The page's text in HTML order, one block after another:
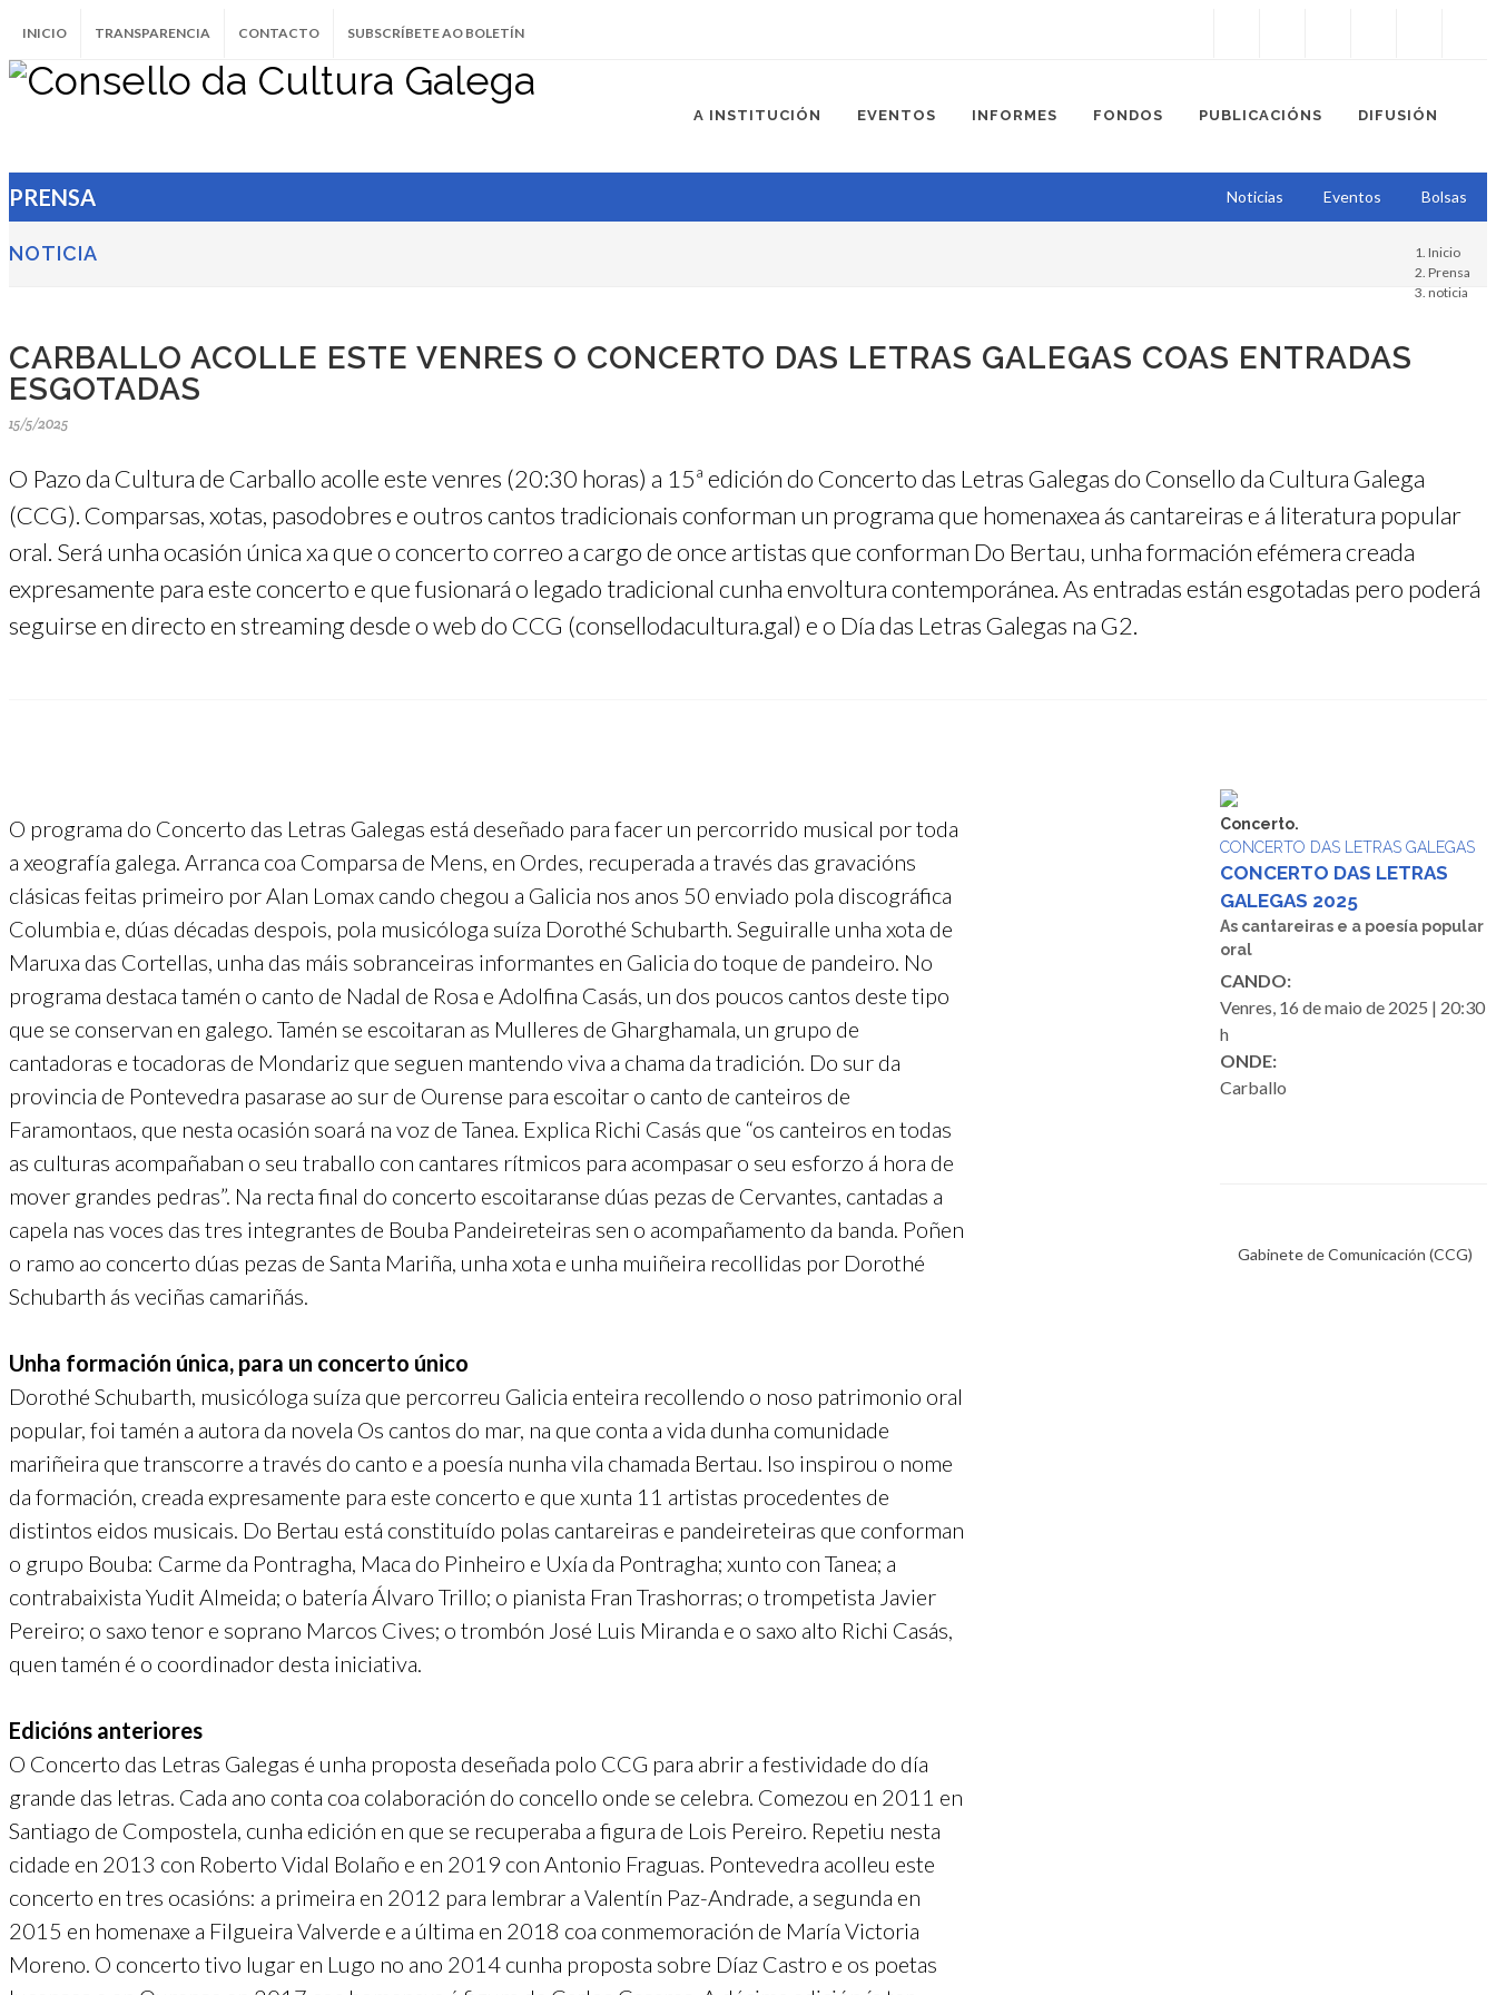
INICIO TRANSPARENCIA CONTACTO SUBSCRÍBETE AO BOLETÍN
A INSTITUCIÓN EVENTOS INFORMES FONDOS PUBLICACIÓNS DIFUSIÓN
PRENSA Noticias Eventos Bolsas
NOTICIA
Inicio
Prensa
noticia
CARBALLO ACOLLE ESTE VENRES O CONCERTO DAS LETRAS GALEGAS COAS ENTRADAS
ESGOTADAS
15/5/2025
O Pazo da Cultura de Carballo acolle este venres (20:30 horas) a 15ª edición do Concerto das Letras Galegas do Consello da Cultura Galega
(CCG). Comparsas, xotas, pasodobres e outros cantos tradicionais conforman un programa que homenaxea ás cantareiras e á literatura popular
oral. Será unha ocasión única xa que o concerto correo a cargo de once artistas que conforman Do Bertau, unha formación efémera creada
expresamente para este concerto e que fusionará o legado tradicional cunha envoltura contemporánea. As entradas están esgotadas pero poderá
seguirse en directo en streaming desde o web do CCG (consellodacultura.gal) e o Día das Letras Galegas na G2.
O programa do Concerto das Letras Galegas está deseñado para facer un percorrido musical por toda
a xeografía galega. Arranca coa Comparsa de Mens, en Ordes, recuperada a través das gravacións
clásicas feitas primeiro por Alan Lomax cando chegou a Galicia nos anos 50 enviado pola discográfica
Columbia e, dúas décadas despois, pola musicóloga suíza Dorothé Schubarth. Seguiralle unha xota de
Maruxa das Cortellas, unha das máis sobranceiras informantes en Galicia do toque de pandeiro. No
programa destaca tamén o canto de Nadal de Rosa e Adolfina Casás, un dos poucos cantos deste tipo
que se conservan en galego. Tamén se escoitaran as Mulleres de Gharghamala, un grupo de
cantadoras e tocadoras de Mondariz que seguen mantendo viva a chama da tradición. Do sur da
provincia de Pontevedra pasarase ao sur de Ourense para escoitar o canto de canteiros de
Faramontaos, que nesta ocasión soará na voz de Tanea. Explica Richi Casás que “os canteiros en todas
as culturas acompañaban o seu traballo con cantares rítmicos para acompasar o seu esforzo á hora de
mover grandes pedras”. Na recta final do concerto escoitaranse dúas pezas de Cervantes, cantadas a
capela nas voces das tres integrantes de Bouba Pandeireteiras sen o acompañamento da banda. Poñen
o ramo ao concerto dúas pezas de Santa Mariña, unha xota e unha muiñeira recollidas por Dorothé
Schubarth ás veciñas camariñás.
Unha formación única, para un concerto único
Dorothé Schubarth, musicóloga suíza que percorreu Galicia enteira recollendo o noso patrimonio oral
popular, foi tamén a autora da novela Os cantos do mar, na que conta a vida dunha comunidade
mariñeira que transcorre a través do canto e a poesía nunha vila chamada Bertau. Iso inspirou o nome
da formación, creada expresamente para este concerto e que xunta 11 artistas procedentes de
distintos eidos musicais. Do Bertau está constituído polas cantareiras e pandeireteiras que conforman
o grupo Bouba: Carme da Pontragha, Maca do Pinheiro e Uxía da Pontragha; xunto con Tanea; a
contrabaixista Yudit Almeida; o batería Álvaro Trillo; o pianista Fran Trashorras; o trompetista Javier
Pereiro; o saxo tenor e soprano Marcos Cives; o trombón José Luis Miranda e o saxo alto Richi Casás,
quen tamén é o coordinador desta iniciativa.
Edicións anteriores
O Concerto das Letras Galegas é unha proposta deseñada polo CCG para abrir a festividade do día
grande das letras. Cada ano conta coa colaboración do concello onde se celebra. Comezou en 2011 en
Santiago de Compostela, cunha edición en que se recuperaba a figura de Lois Pereiro. Repetiu nesta
cidade en 2013 con Roberto Vidal Bolaño e en 2019 con Antonio Fraguas. Pontevedra acolleu este
concerto en tres ocasións: a primeira en 2012 para lembrar a Valentín Paz-Andrade, a segunda en
2015 en homenaxe a Filgueira Valverde e a última en 2018 coa conmemoración de María Victoria
Moreno. O concerto tivo lugar en Lugo no ano 2014 cunha proposta sobre Díaz Castro e os poetas
Concerto.
CONCERTO DAS LETRAS GALEGAS
CONCERTO DAS LETRAS
GALEGAS 2025
As cantareiras e a poesía popular
oral
CANDO:
Venres, 16 de maio de 2025 | 20:30
h
ONDE:
Carballo
Gabinete de Comunicación (CCG)